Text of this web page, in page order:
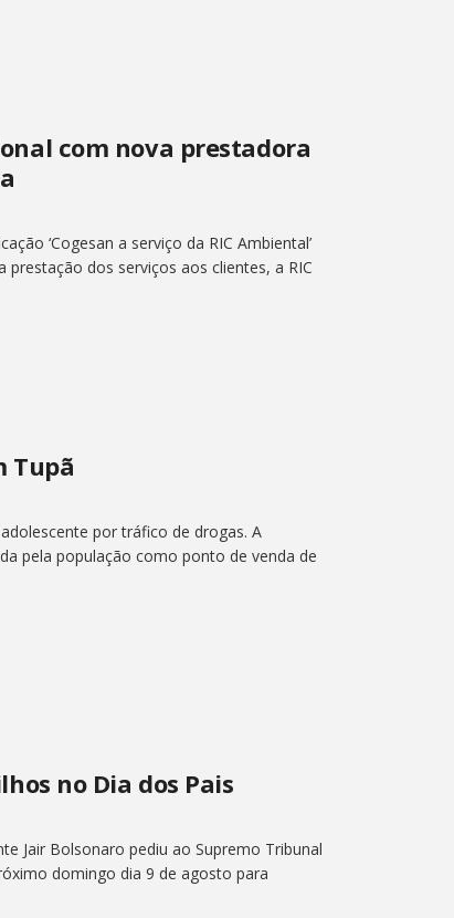
com nova prestadora
‘Cogesan a serviço da RIC Ambiental’
dos serviços aos clientes, a RIC
Tupã
por tráfico de drogas. A
pela população como ponto de venda de
no Dia dos Pais
Jair Bolsonaro pediu ao Supremo Tribunal
domingo dia 9 de agosto para